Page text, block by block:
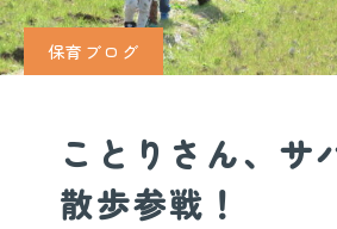
保育ブログ
ことりさん、サ
散歩参戦！